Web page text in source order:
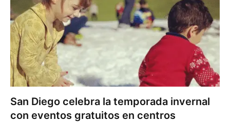
San Diego celebra la temporada invernal
con eventos gratuitos en centros